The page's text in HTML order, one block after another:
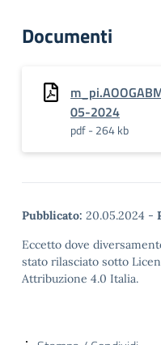
Documenti
05-2024
pdf - 264 kb
Pubblicato: 20.05.2024 -
Eccetto dove
stato rilasciato sotto
Attribuzione 4.0 Italia.